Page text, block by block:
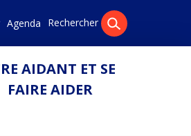
Agenda Rechercher
AIDANT ET SE
FAIRE AIDER